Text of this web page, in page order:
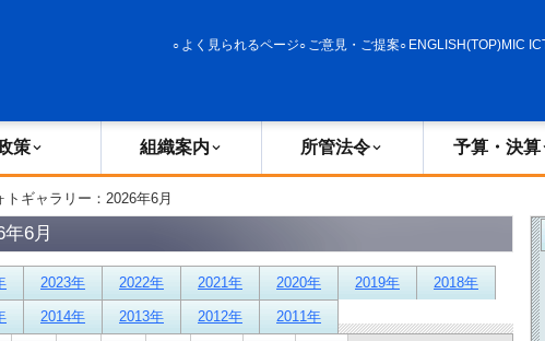
よく見られるページ ご意見・ご提案 ENGLISH(TOP)MIC
策 組織案内 所管法令 予算・決算
トギャラリー：2026年6月
6月
2023年 2022年 2021年 2020年 2019年 2018年
2014年 2013年 2012年 2011年